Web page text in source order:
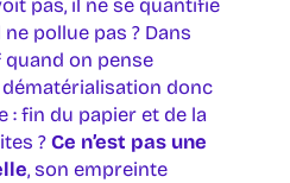
pas, il ne se quantifie
ne pollue pas ? Dans
on pense
donc
fin du papier et de la
? Ce n’est pas une
, son empreinte